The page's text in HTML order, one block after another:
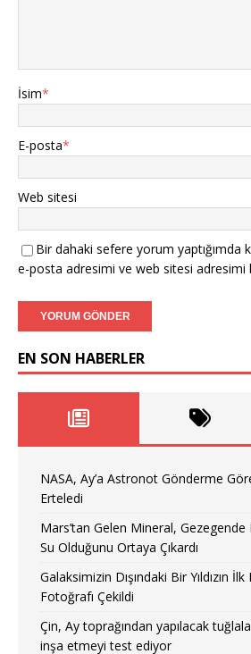
İsim*
E-posta*
Web sitesi
Bir dahaki sefere yorum yaptığımda
e-posta adresimi ve web sitesi adresimi
EN SON HABERLER
NASA, Ay’a Astronot Gönderme
Erteledi
Mars’tan Gelen Mineral, Gezegende
Su Olduğunu Ortaya Çıkardı
Galaksimizin Dışındaki Bir Yıldızın İlk
Fotoğrafı Çekildi
Çin, Ay toprağından yapılacak
inşa etmeyi test ediyor